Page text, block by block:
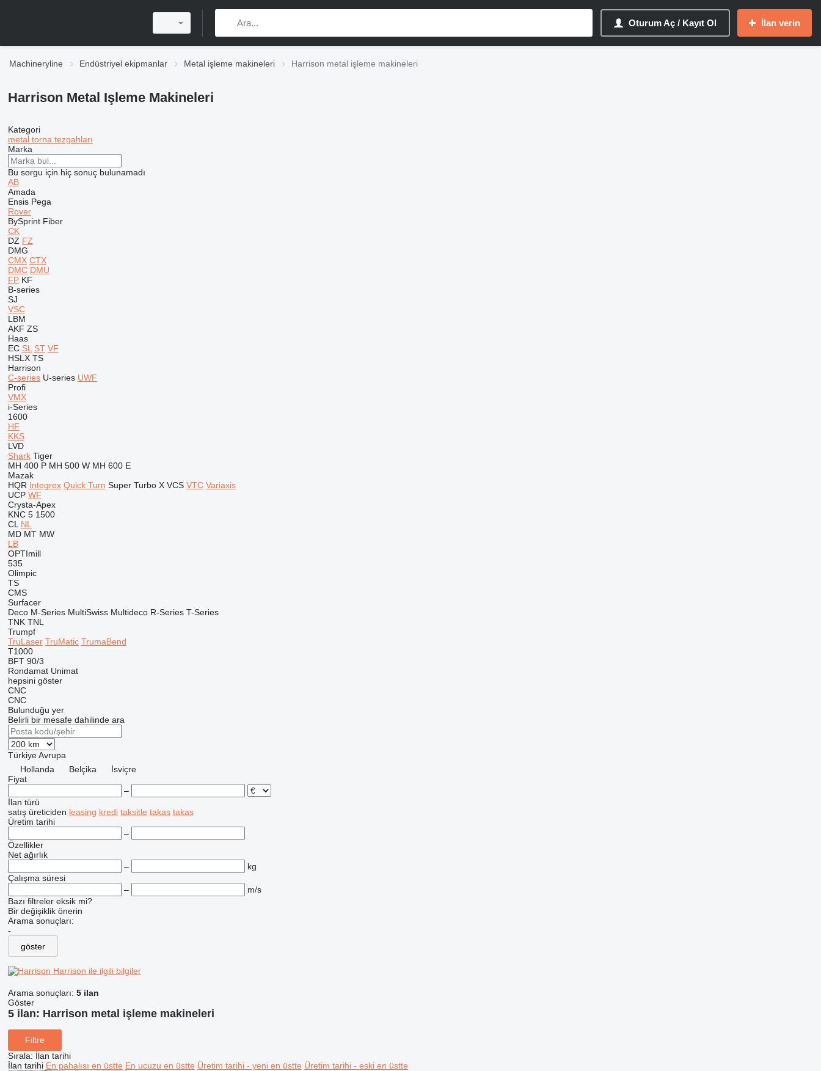
Oturum Aç / Kayıt Ol İlan verin
Machineryline Endüstriyel ekipmanlar Metal işleme makineleri Harrison metal işleme makineleri
Harrison Metal Işleme Makineleri
Kategori
metal torna tezgahları
Marka
Bu sorgu için hiç sonuç bulunamadı
AB
Amada
Ensis Pega
Rover
BySprint Fiber
CK
DZ FZ
DMG
CMX CTX
DMC DMU
FP KF
B-series
SJ
VSC
LBM
AKF ZS
Haas
EC SL ST VF
HSLX TS
Harrison
C-series U-series UWF
Profi
VMX
i-Series
1600
HF
KKS
LVD
Shark Tiger
MH 400 P MH 500 W MH 600 E
Mazak
HQR Integrex Quick Turn Super Turbo X VCS VTC Variaxis
UCP WF
Crysta-Apex
KNC 5 1500
CL NL
MD MT MW
LB
OPTImill
535
Olimpic
TS
CMS
Surfacer
Deco M-Series MultiSwiss Multideco R-Series T-Series
TNK TNL
Trumpf
TruLaser TruMatic TrumaBend
T1000
BFT 90/3
Rondamat Unimat
hepsini göster
CNC
CNC
Bulunduğu yer
Belirli bir mesafe dahilinde ara
Türkiye Avrupa
Hollanda
Belçika
İsviçre
Fiyat
–
İlan türü
satış üreticiden leasing kredi taksitle takas takas
Üretim tarihi
–
Özellikler
Net ağırlık
–
kg
Çalışma süresi
–
m/s
Bazı filtreler eksik mi?
Bir değişiklik önerin
Arama sonuçları:
-
göster
Harrison ile ilgili bilgiler
Arama sonuçları: 5 ilan
Göster
5 ilan: Harrison metal işleme makineleri
Filtre
Sırala: İlan tarihi
İlan tarihi En pahalısı en üstte En ucuzu en üstte Üretim tarihi - yeni en üstte Üretim tarihi - eski en üstte